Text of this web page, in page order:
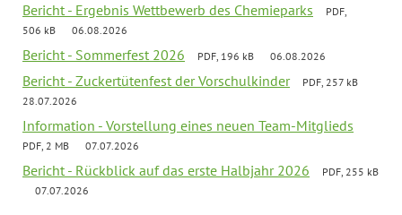
Bericht - Ergebnis Wettbewerb des Chemieparks
PDF,
506 kB
06.08.2026
Bericht - Sommerfest 2026 PDF, 196 kB 06.08.2026
Bericht - Zuckertütenfest der Vorschulkinder
PDF, 257 kB
28.07.2026
Information - Vorstellung eines neuen Team-Mitglieds
PDF, 2 MB 07.07.2026
Bericht - Rückblick auf das erste Halbjahr 2026
PDF, 255 kB
07.07.2026